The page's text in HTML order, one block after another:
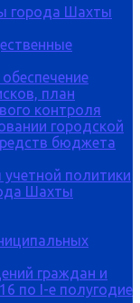
города Шахты
план
контроля
городской
бюджета
политики
Шахты
граждан и
по I-е полугодие